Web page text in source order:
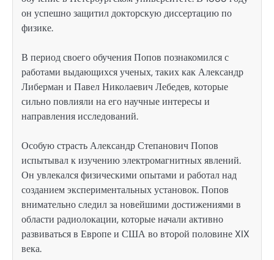
он успешно защитил докторскую диссертацию по
физике.
В период своего обучения Попов познакомился с
работами выдающихся ученых, таких как Александр
Либерман и Павел Николаевич Лебедев, которые
сильно повлияли на его научные интересы и
направления исследований.
Особую страсть Александр Степанович Попов
испытывал к изучению электромагнитных явлений.
Он увлекался физическими опытами и работал над
созданием экспериментальных установок. Попов
внимательно следил за новейшими достижениями в
области радиолокации, которые начали активно
развиваться в Европе и США во второй половине XIX
века.